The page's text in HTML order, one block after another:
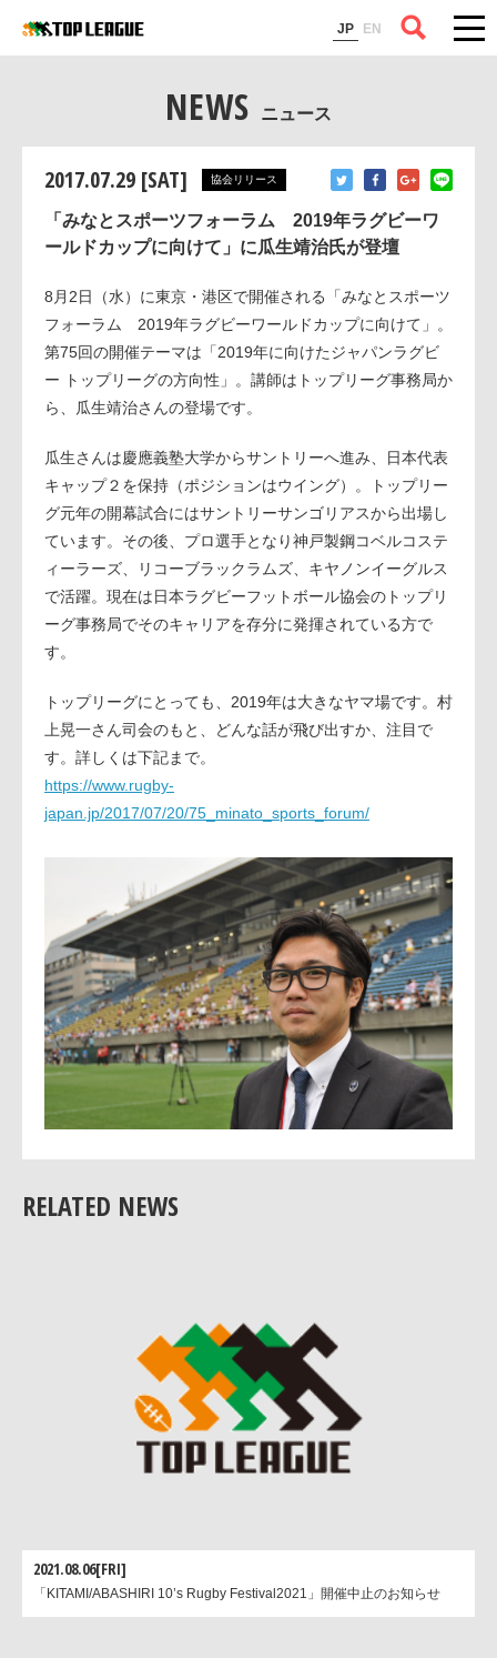
JP EN
コラム
NEWS ニュース
2017.07.29 [SAT] 協会リリース
「みなとスポーツフォーラム 2019年ラグビーワ
ールドカップに向けて」に瓜生靖治氏が登壇
8月2日（水）に東京・港区で開催される「みなとスポーツ
フォーラム 2019年ラグビーワールドカップに向けて」。
第75回の開催テーマは「2019年に向けたジャパンラグビ
ー トップリーグの方向性」。講師はトップリーグ事務局か
ら、瓜生靖治さんの登場です。
瓜生さんは慶應義塾大学からサントリーへ進み、日本代表
キャップ２を保持（ポジションはウイング）。トップリー
グ元年の開幕試合にはサントリーサンゴリアスから出場し
ています。その後、プロ選手となり神戸製鋼コベルコステ
ィーラーズ、リコーブラックラムズ、キヤノンイーグルス
で活躍。現在は日本ラグビーフットボール協会のトップリ
ーグ事務局でそのキャリアを存分に発揮されている方で
す。
トップリーグにとっても、2019年は大きなヤマ場です。村
上晃一さん司会のもと、どんな話が飛び出すか、注目で
す。詳しくは下記まで。
https://www.rugby-
japan.jp/2017/07/20/75_minato_sports_forum/
RELATED NEWS
2021.08.06[FRI]
「KITAMI/ABASHIRI 10’s Rugby Festival2021」開催中止のお知らせ